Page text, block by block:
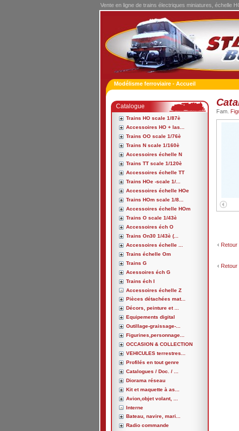
Vente en ligne de trains électriques miniatures, échelle
Modélisme ferroviaire - Accueil
Catalogue
Trains HO scale 1/87è
Accessoires HO + las...
Trains OO scale 1/76è
Trains N scale 1/160è
Accessoires échelle N
Trains TT scale 1/120è
Accessoires échelle TT
Trains HOe -scale 1/...
Accessoires échelle HOe
Trains HOm scale 1/8...
Accessoires échelle HOm
Trains O scale 1/43è
Accessoires éch O
Trains On30 1/43è (...
Accessoires échelle ...
Trains échelle Om
Trains G
Acessoires éch G
Trains éch I
Accessoires échelle Z
Pièces détachées mat...
Décors, peinture et ...
Equipements digital
Outillage-graissage-...
Figurines,personnage...
OCCASION & COLLECTION
VEHICULES terrestres...
Profilés en tout genre
Catalogues / Doc. / ...
Diorama réseau
Kit et maquette à as...
Avion,objet volant, ...
Interne
Bateau, navire, mari...
Radio commande
Fam.
‹ Retour
‹ Retour